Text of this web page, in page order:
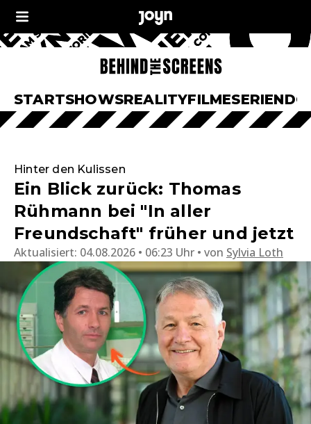
STARTSHOWSREALITYFILMESERIEN
Hinter den Kulissen
Ein Blick zurück: Thomas
Rühmann bei "In aller
Freundschaft" früher und jetzt
Aktualisiert: 04.08.2026 • 06:23 Uhr von Sylvia Loth